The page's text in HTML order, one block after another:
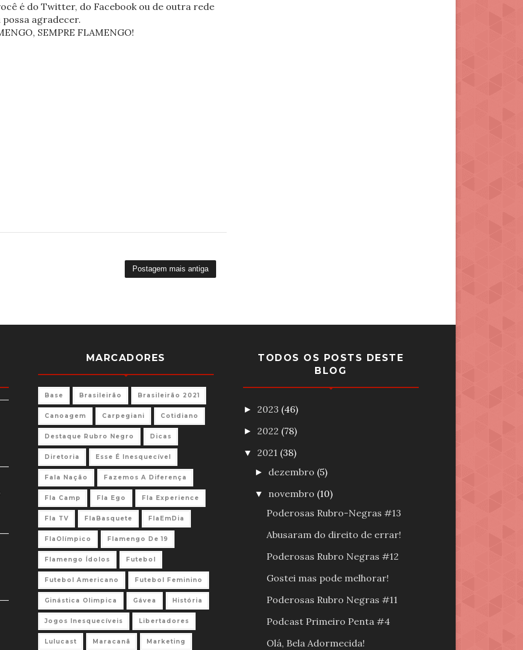
é do Twitter, do Facebook ou de outra rede
agradecer.
SEMPRE FLAMENGO!
Postagem mais antiga
MARCADORES
Base Brasileirão Brasileirão 2021
Canoagem Carpegiani Cotidiano
Destaque Rubro Negro Dicas
Diretoria Esse É Inesquecível
Fala Nação Fazemos A Diferença
Fla Camp Fla Ego Fla Experience
Fla TV FlaBasquete FlaEmDia
FlaOlímpico Flamengo De 19
Flamengo Ídolos Futebol
Futebol Americano Futebol Feminino
Ginástica Olimpica Gávea História
Jogos Inesquecíveis Libertadores
Lulucast Maracanã Marketing
TODOS OS POSTS DESTE
BLOG
► 2023 (46)
► 2022 (78)
▼ 2021 (38)
► dezembro (5)
▼ novembro (10)
Poderosas Rubro-Negras #13
Abusaram do direito de errar!
Poderosas Rubro Negras #12
Gostei mas pode melhorar!
Poderosas Rubro Negras #11
Podcast Primeiro Penta #4
Olá, Bela Adormecida!